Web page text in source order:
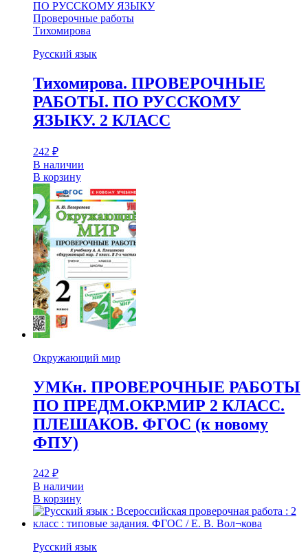
ПО РУССКОМУ ЯЗЫКУ
Проверочные работы
Тихомирова
Русский язык
Тихомирова. ПРОВЕРОЧНЫЕ
РАБОТЫ. ПО РУССКОМУ
ЯЗЫКУ. 2 КЛАСС
242 ₽
В наличии
В корзину
Окружающий мир
УМКн. ПРОВЕРОЧНЫЕ РАБОТЫ
ПО ПРЕДМ.ОКР.МИР 2 КЛАСС.
ПЛЕШАКОВ. ФГОС (к новому
ФПУ)
242 ₽
В наличии
В корзину
Русский язык